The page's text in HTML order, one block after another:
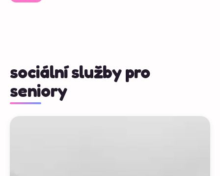
sociální služby pro
seniory